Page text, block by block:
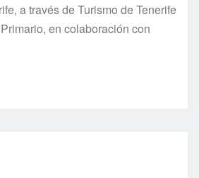
a través de Turismo de Tenerife
en colaboración con